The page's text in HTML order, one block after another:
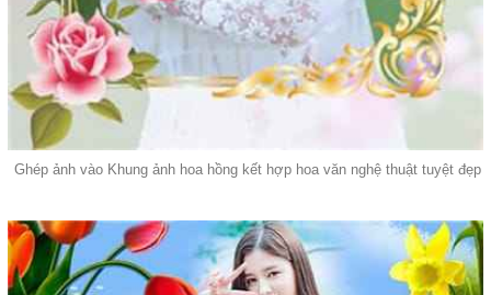
Ghép ảnh vào Khung ảnh hoa hồng kết hợp hoa văn nghệ thuật tuyệt đẹp